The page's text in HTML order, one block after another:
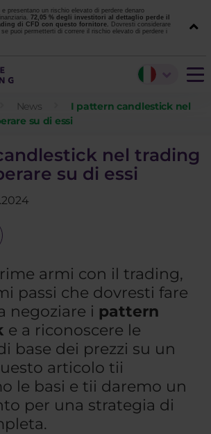
presentano un rischio elevato di perdere denaro
72,05 % degli investitori al dettaglio perde il
di CFD con questo fornitore. Dovresti considerare
puoi permetterti di correre il rischio elevato di perdere i
News
I pattern candlestick nel
su di essi
nel trading
su di essi
armi con il trading,
passi che dovresti fare
negoziare i pattern
e a riconoscere le
base dei prezzi su un
articolo tii
le basi e tii daremo un
per una strategia di